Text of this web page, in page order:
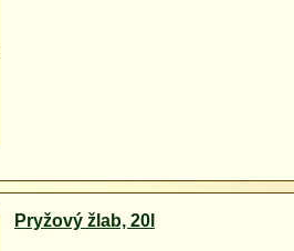
Pryžový žlab, 20l